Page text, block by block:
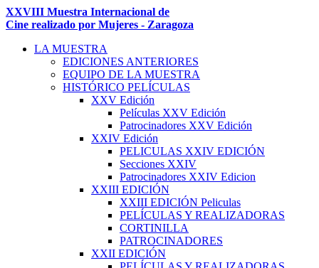
XXVIII Muestra Internacional de
Cine realizado por Mujeres - Zaragoza
LA MUESTRA
EDICIONES ANTERIORES
EQUIPO DE LA MUESTRA
HISTÓRICO PELÍCULAS
XXV Edición
Películas XXV Edición
Patrocinadores XXV Edición
XXIV Edición
PELICULAS XXIV EDICIÓN
Secciones XXIV
Patrocinadores XXIV Edicion
XXIII EDICIÓN
XXIII EDICIÓN Peliculas
PELÍCULAS Y REALIZADORAS
CORTINILLA
PATROCINADORES
XXII EDICIÓN